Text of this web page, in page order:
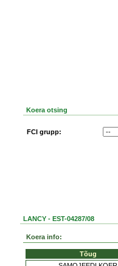
Koera otsing
FCI grupp:
LANCY - EST-04287/08
Koera info:
Tõug